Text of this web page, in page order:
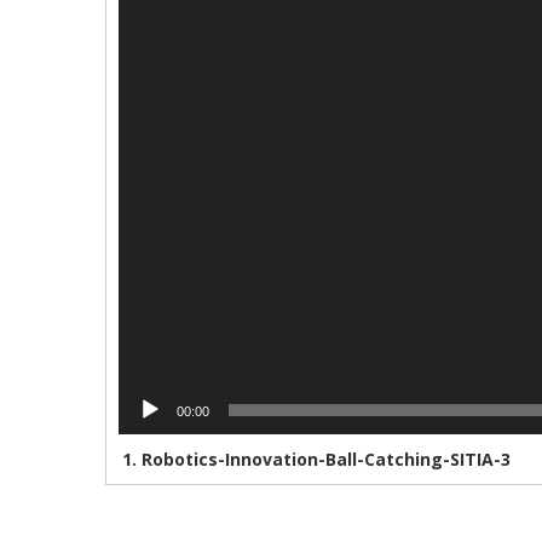
00:00
1. Robotics-Innovation-Ball-Catching-SITIA-3